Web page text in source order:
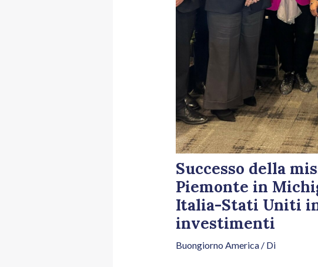
Successo della
Piemonte in
Italia-Stati Uniti
investimenti
Buongiorno America/ Di